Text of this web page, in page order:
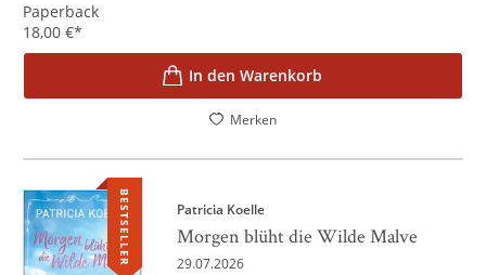
Paperback
18,00 €*
In den Warenkorb
Merken
BESTSELLER Patricia Koelle
Morgen blüht die Wilde Malve
29.07.2026